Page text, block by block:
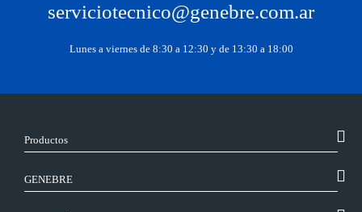
serviciotecnico@genebre.com.ar
Lunes a viernes de 8:30 a 12:30 y de 13:30 a 18:00
Productos
GENEBRE